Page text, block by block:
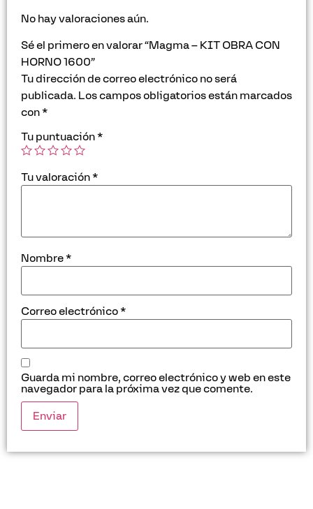
No hay valoraciones aún.
Sé el primero en valorar “Magma – KIT OBRA CON
HORNO 1600”
Tu dirección de correo electrónico no será
publicada. Los campos obligatorios están marcados
con*
Tu puntuación*
Tu valoración*
Nombre*
Correo electrónico*
Guarda mi nombre, correo electrónico y web en este
navegador para la próxima vez que comente.